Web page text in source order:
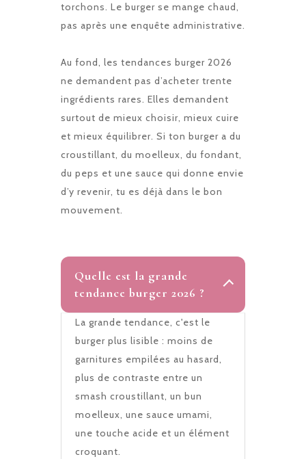
torchons. Le burger se mange chaud,
pas après une enquête administrative.
Au fond, les tendances burger 2026
ne demandent pas d’acheter trente
ingrédients rares. Elles demandent
surtout de mieux choisir, mieux cuire
et mieux équilibrer. Si ton burger a du
croustillant, du moelleux, du fondant,
du peps et une sauce qui donne envie
d’y revenir, tu es déjà dans le bon
mouvement.
Quelle est la grande
tendance burger 2026 ?
La grande tendance, c'est le
burger plus lisible : moins de
garnitures empilées au hasard,
plus de contraste entre un
smash croustillant, un bun
moelleux, une sauce umami,
une touche acide et un élément
croquant.